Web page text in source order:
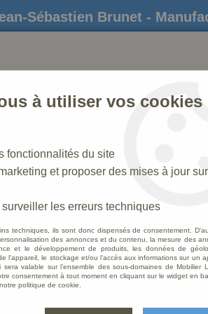
Sébastien Brunet -
DE NOËL
Mages Polychrome
Rois
Soyez
à utiliser vos cookies
fonctionnalités du site
et proposer des mises à jour
les erreurs techniques
techniques, ils sont donc dispensés de consentement.
des annonces et du contenu, la mesure des
et le développement de produits, les données de
l'appareil, le stockage et/ou l'accès aux informations sur un
valable sur l’ensemble des sous-domaines de Mobilier
consentement à tout moment en cliquant sur le widget en
politique de cookie.